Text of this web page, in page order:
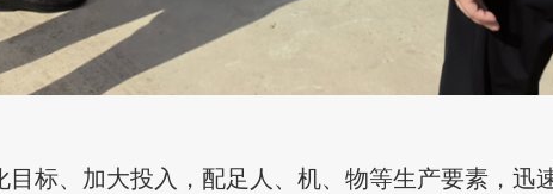
标、加大投入，配足人、机、物等生产要素，迅